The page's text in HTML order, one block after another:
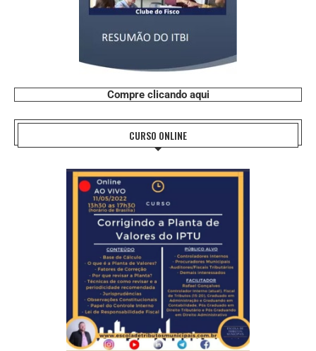
Compre clicando aqui
CURSO ONLINE